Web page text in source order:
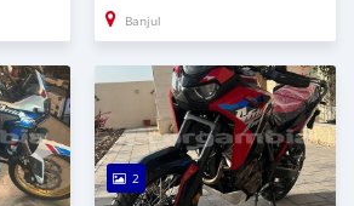
Banjul
2